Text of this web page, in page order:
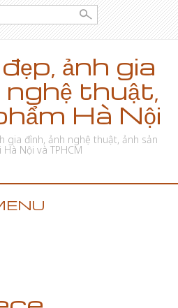
ảnh gia
nghệ thuật,
Hà Nội
gia đình, ảnh nghệ thuật, ảnh sản
Nội và TPHCM